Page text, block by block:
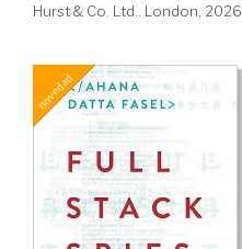
Hurst & Co. Ltd.. London, 2026